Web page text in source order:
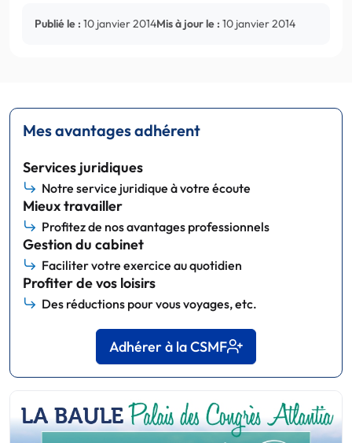
Publié le : 10 janvier 2014Mis à jour le : 10 janvier 2014
Mes avantages adhérent
Services juridiques
Notre service juridique à votre écoute
Mieux travailler
Profitez de nos avantages professionnels
Gestion du cabinet
Faciliter votre exercice au quotidien
Profiter de vos loisirs
Des réductions pour vous voyages, etc.
Adhérer à la CSMF